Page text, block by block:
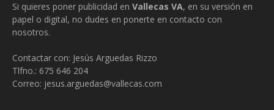
Si quieres poner publicidad en Vallecas VA, en su versión en
papel o digital, no dudes en ponerte en contacto con
nosotros.
Contactar con: Jesús Arguedas Rizzo
Tlfno.: 675 646 204
Correo: jesus.arguedas@vallecas.com